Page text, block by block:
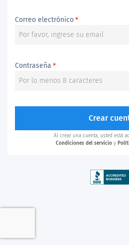
Correo electrónico*
Contraseña *
Crear
Al crear una cuenta, usted está
Condiciones del servicio y